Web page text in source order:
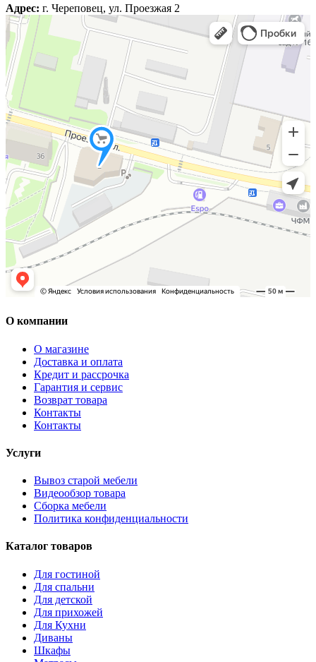
Адрес: г. Череповец, ул. Проезжая 2
О компании
О магазине
Доставка и оплата
Кредит и рассрочка
Гарантия и сервис
Возврат товара
Контакты
Контакты
Услуги
Вывоз старой мебели
Видеообзор товара
Сборка мебели
Политика конфиденциальности
Каталог товаров
Для гостиной
Для спальни
Для детской
Для прихожей
Для Кухни
Диваны
Шкафы